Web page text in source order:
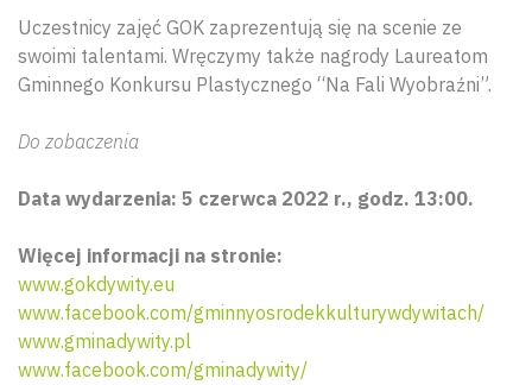
Uczestnicy zajęć GOK zaprezentują się na scenie ze
swoimi talentami. Wręczymy także nagrody Laureatom
Gminnego Konkursu Plastycznego “Na Fali Wyobraźni”.
Do zobaczenia
Data wydarzenia: 5 czerwca 2022 r., godz. 13:00.
Więcej informacji na stronie:
www.gokdywity.eu
www.facebook.com/gminnyosrodekkulturywdywitach/
www.gminadywity.pl
www.facebook.com/gminadywity/